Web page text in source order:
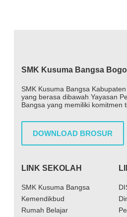
SMK Kusuma Bangsa
SMK Kusuma Bangsa
yang berasa dibawah Yayasan
Bangsa yang memiliki komitmen
DOWNLOAD BROSUR
LINK SEKOLAH
SMK Kusuma Bangsa
Kemendikbud
Rumah Belajar